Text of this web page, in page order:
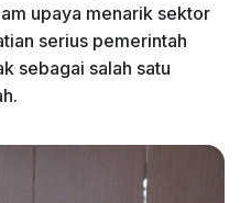
upaya menarik sektor
serius pemerintah
sebagai salah satu